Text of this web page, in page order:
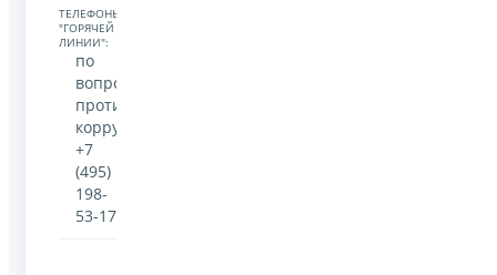
ТЕЛЕФОНЫ
"ГОРЯЧЕЙ
ЛИНИИ":
по
вопросам
противодействия
коррупции:
+7
(495)
198-
53-17